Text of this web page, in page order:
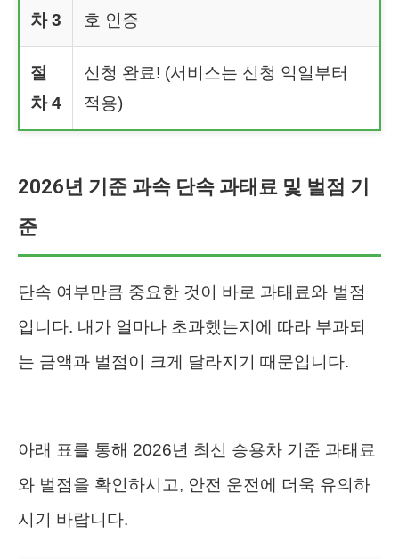
차 3
호 인증
절
차 4
신청 완료! (서비스는 신청 익일부터
적용)
2026년 기준 과속 단속 과태료 및 벌점 기
준
단속 여부만큼 중요한 것이 바로 과태료와 벌점
입니다. 내가 얼마나 초과했는지에 따라 부과되
는 금액과 벌점이 크게 달라지기 때문입니다.
아래 표를 통해 2026년 최신 승용차 기준 과태료
와 벌점을 확인하시고, 안전 운전에 더욱 유의하
시기 바랍니다.